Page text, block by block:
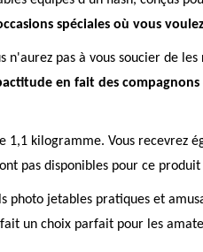
spéciales où vous
pas à vous soucier de
en fait des
kilogramme. Vous recevrez
pas disponibles pour ce
jetables pratiques et
un choix parfait pour les